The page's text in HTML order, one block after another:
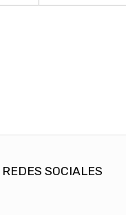
SOCIALES